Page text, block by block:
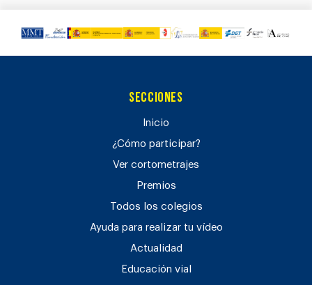
Secciones
Inicio
¿Cómo participar?
Ver cortometrajes
Premios
Todos los colegios
Ayuda para realizar tu vídeo
Actualidad
Educación vial